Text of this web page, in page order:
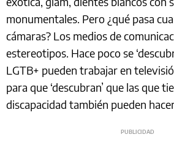
monumentales. Pero ¿qué pasa
cámaras? Los medios de
estereotipos. Hace poco se
LGTB+ pueden trabajar en
para que ‘descubran’ que las que
discapacidad también pueden